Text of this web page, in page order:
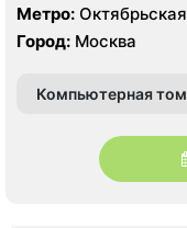
Метро:
Город: Москва
Компьютерная